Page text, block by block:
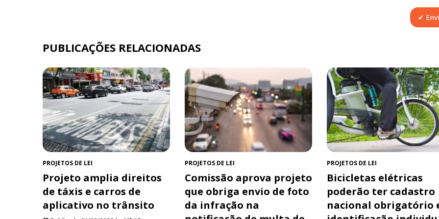
PUBLICAÇÕES RELACIONADAS
PROJETOS DE LEI
Projeto amplia direitos
de táxis e carros de
aplicativo no trânsito
PROJETOS DE LEI
Comissão aprova projeto
que obriga envio de foto
da infração na
PROJETOS DE LEI
Bicicletas elétricas
poderão ter cadastro
nacional obrigatório